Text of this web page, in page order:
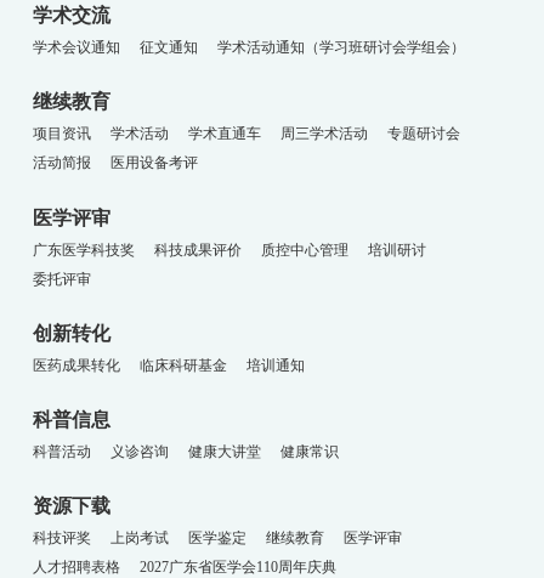
学术交流
学术会议通知 征文通知 学术活动通知（学习班研讨会学组会）
继续教育
项目资讯 学术活动 学术直通车 周三学术活动
专题研讨会
活动简报
医用设备考评
医学评审
广东医学科技奖 科技成果评价 质控中心管理
培训研讨
委托评审
创新转化
医药成果转化 临床科研基金 培训通知
科普信息
科普活动 义诊咨询 健康大讲堂 健康常识
资源下载
科技评奖 上岗考试 医学鉴定 继续教育
医学评审
人才招聘表格
2027广东省医学会110周年庆典